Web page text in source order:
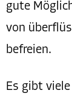
gute
von
befreien.
Es gibt